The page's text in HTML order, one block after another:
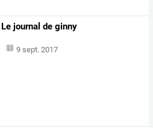
Le journal de ginny
9 sept. 2017